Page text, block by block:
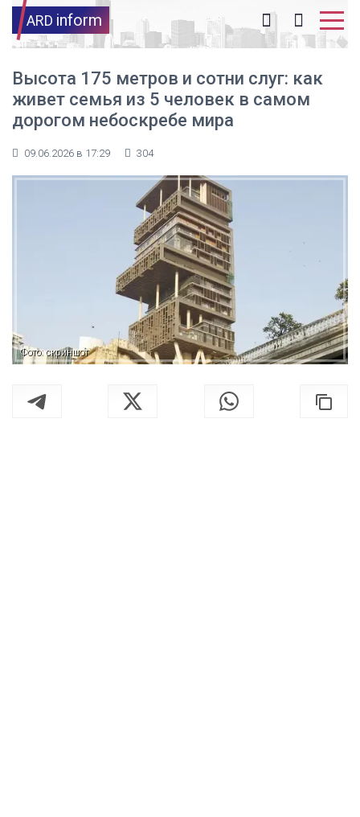
ARD inform
Высота 175 метров и сотни слуг: как
живет семья из 5 человек в самом
дорогом небоскребе мира
09.06.2026 в 17:29 304
Фото: скриншот